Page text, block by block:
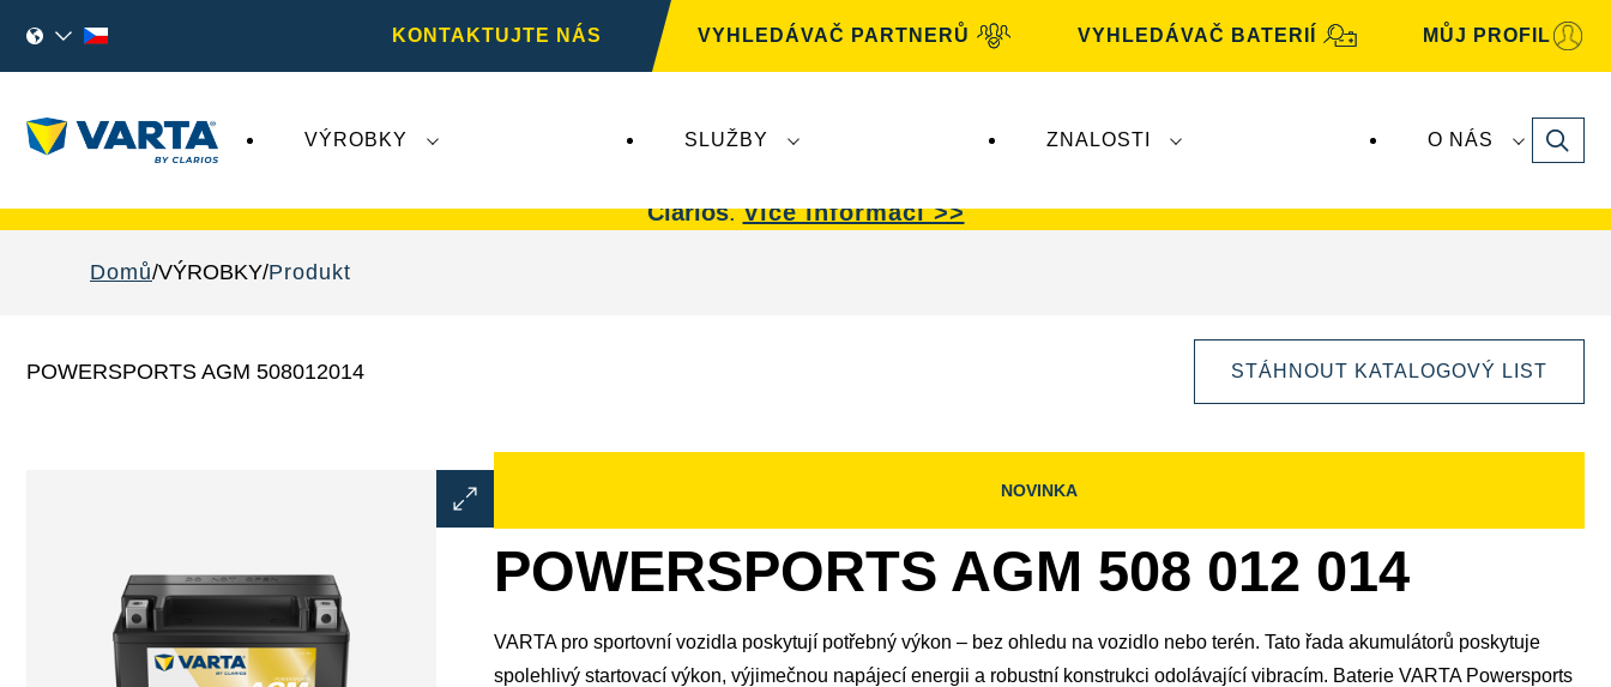
KONTAKTUJTE NÁS VYHLEDÁVAČ PARTNERŮ VYHLEDÁVAČ BATERIÍ MŮJ PROFIL
VÝROBKY SLUŽBY ZNALOSTI O NÁS Search
Clarios.Více informací >>
Domů VÝROBKY Produkt
POWERSPORTS AGM 508012014 STÁHNOUT KATALOGOVÝ LIST
Otevřít
dialogové
obrázku
obrázku
NOVINKA
POWERSPORTS AGM 508 012 014
VARTA pro sportovní vozidla poskytují potřebný výkon – bez ohledu na vozidlo nebo terén. Tato řada akumulátorů poskytuje
spolehlivý startovací výkon, výjimečnou napájecí energii a robustní konstrukci odolávající vibracím. Baterie VARTA Powersports